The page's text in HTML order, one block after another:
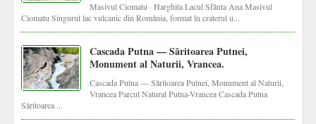
Masivul Ciomatu · Harghita Lacul Sfânta Ana Masivul
Ciomatu Singurul lac vulcanic din România, format în craterul u...
Cascada Putna — Săritoarea Putnei,
Monument al Naturii, Vrancea.
Cascada Putna — Săritoarea Putnei, Monument al Naturii,
Vrancea Parcul Natural Putna-Vrancea Cascada Putna
Săritoarea ...